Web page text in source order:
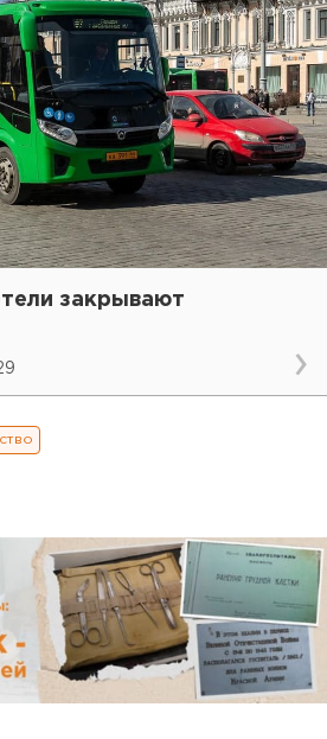
закрывают